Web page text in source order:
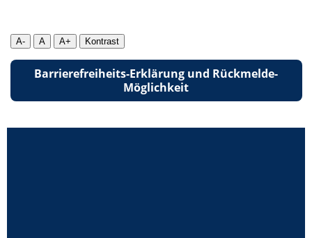
A- A A+ Kontrast
Barrierefreiheits-Erklärung und Rückmelde-
Möglichkeit